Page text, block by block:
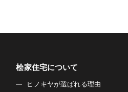
桧家住宅について
ヒノキヤが選ばれる理由